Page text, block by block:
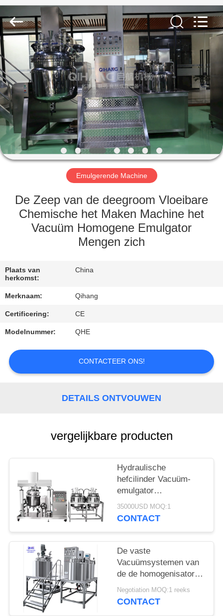
HUIS
PRODUCTEN
ONGEVEER
ONS
FABRIEKSREIS
KWALITEITSCONTROLE
CONTACTEER
VERZOEK
OM
CITAAT
NIEUWS
Maken
Leverancier.
Copyright
©
2020
-
2022
cosmetic-
makingmachine.com.
All
Rights
Reserved.
Emulgerende Machine
De Zeep van de deegroom Vloeibare
Chemische het Maken Machine het
Vacuüm Homogene Emulgator
Mengen zich
Plaats van
herkomst:
China
Merknaam: Qihang
Certificering: CE
Modelnummer: QHE
CONTACTEER ONS!
DETAILS ONTVOUWEN
vergelijkbare producten
Hydraulische
hefcilinder Vacuüm-
emulgator
Homogenisator voor
homogeen mengsel
35000USD MOQ:1
CONTACT
De vaste
Vacuümsystemen van
de de homogenisator
Elektrocontrole van de
Homogenisator
Negotiation MOQ:1 reeks
CONTACT